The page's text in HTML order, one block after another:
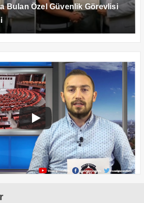
Bulan Özel Güvenlik Görevlisi